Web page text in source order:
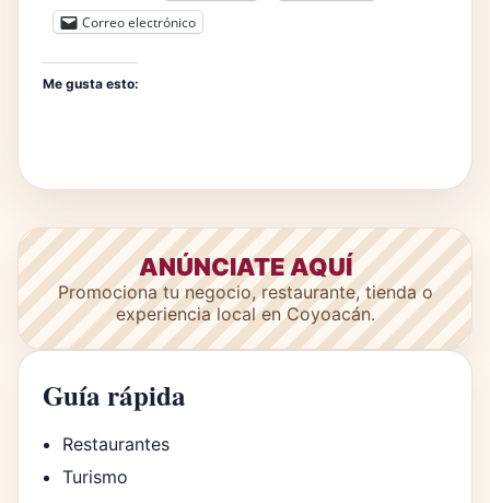
Correo electrónico
Me gusta esto:
ANÚNCIATE AQUÍ
Promociona tu negocio, restaurante, tienda o
experiencia local en Coyoacán.
Guía rápida
Restaurantes
Turismo